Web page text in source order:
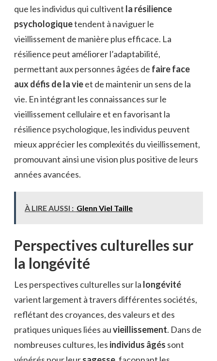
que les individus qui cultivent la résilience
psychologiquetendent à naviguer le
vieillissement de manière plus efficace. La
résilience peut améliorer l’adaptabilité,
permettant aux personnes âgées de faire face
aux défis de la vieet de maintenir un sens de la
vie. En intégrant les connaissances sur le
vieillissement cellulaire et en favorisant la
résilience psychologique, les individus peuvent
mieux apprécier les complexités du vieillissement,
promouvant ainsi une vision plus positive de leurs
années avancées.
À LIRE AUSSI : Glenn Viel Taille
Perspectives culturelles sur
la longévité
Les perspectives culturelles sur la longévité
varient largement à travers différentes sociétés,
reflétant des croyances, des valeurs et des
pratiques uniques liées auvieillissement. Dans de
nombreuses cultures, les individus âgés sont